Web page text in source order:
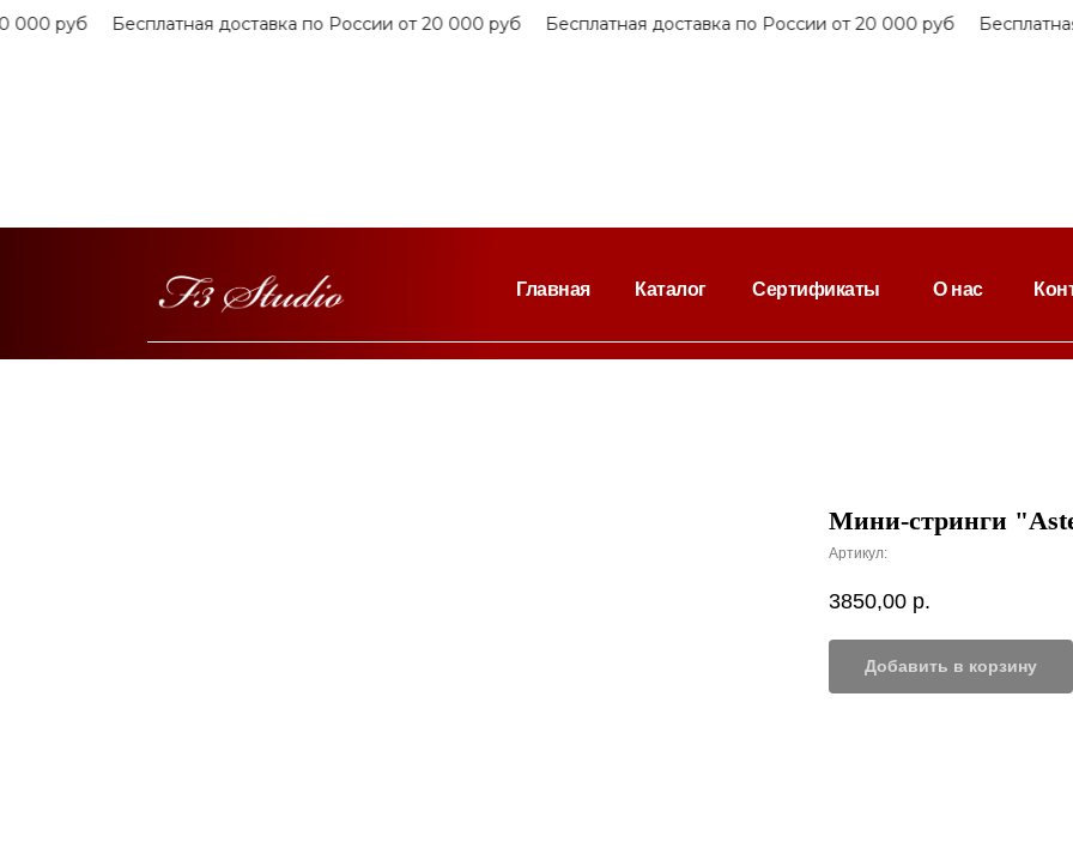
руб Бесплатная доставка по России от 20 000 руб Бесплатная доставка по России от 20 000 руб
Каталог
Главная О нас
Сертификаты
Мини-стринги
Артикул:
3850,00 р.
Добавить в корзину